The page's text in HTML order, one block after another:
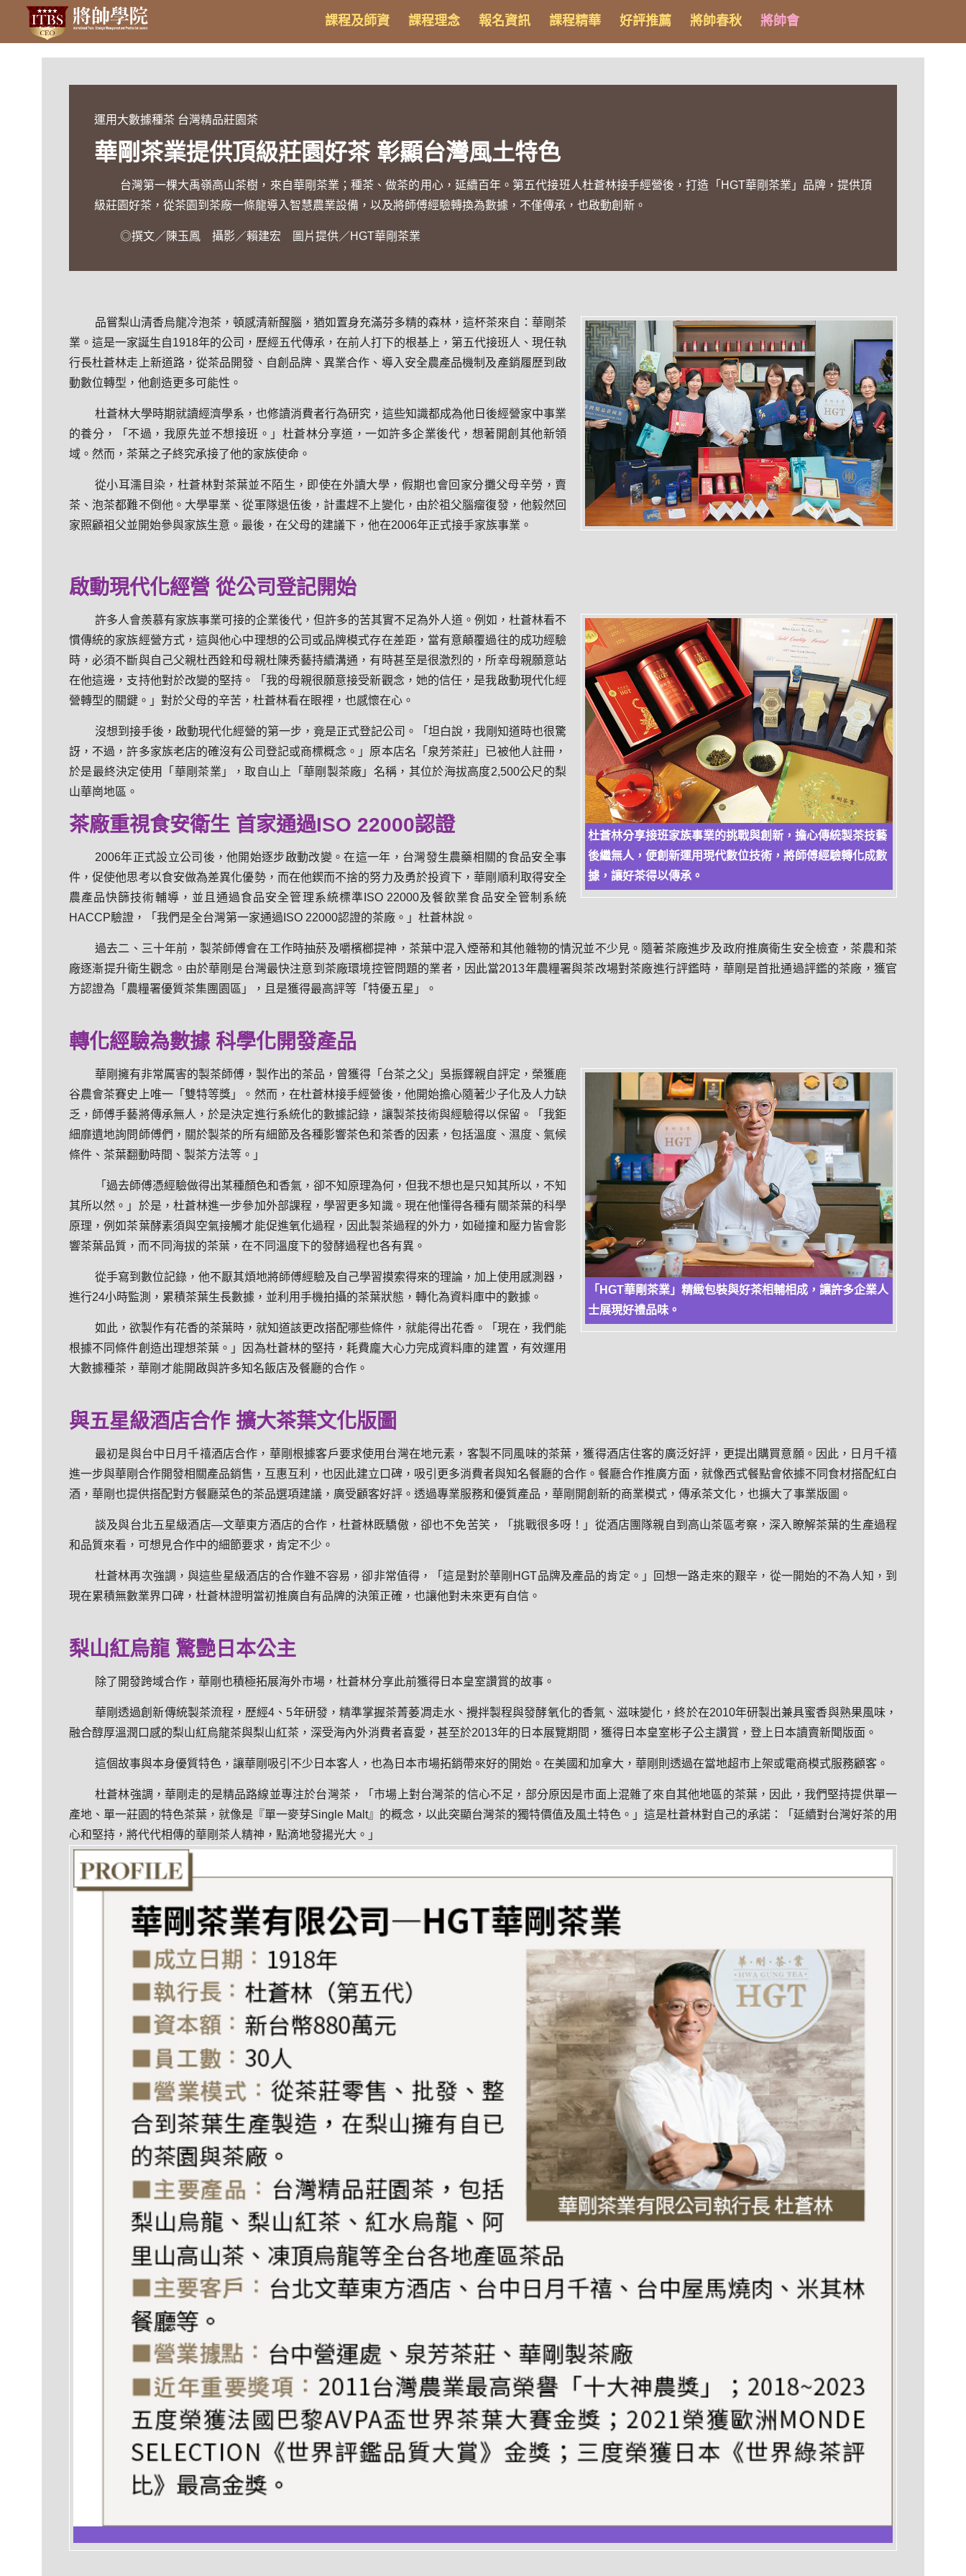
課程及師資 課程理念 報名資訊 課程精華 好評推薦 將帥春秋 將帥會
運用大數據種茶 台灣精品莊園茶
華剛茶業提供頂級莊園好茶 彰顯台灣風土特色
台灣第一棵大禹嶺高山茶樹，來自華剛茶業；種茶、做茶的用心，延續百年。第五代接班人杜蒼林接手經營後，打造「HGT華剛茶業」品牌，提供頂
級莊園好茶，從茶園到茶廠一條龍導入智慧農業設備，以及將師傅經驗轉換為數據，不僅傳承，也啟動創新。
◎撰文／陳玉鳳 攝影／賴建宏 圖片提供／HGT華剛茶業
品嘗梨山清香烏龍冷泡茶，頓感清新醒腦，猶如置身充滿芬多精的森林，這杯茶來自：華剛茶
業。這是一家誕生自1918年的公司，歷經五代傳承，在前人打下的根基上，第五代接班人、現任執
行長杜蒼林走上新道路，從茶品開發、自創品牌、異業合作、導入安全農產品機制及產銷履歷到啟
動數位轉型，他創造更多可能性。
杜蒼林大學時期就讀經濟學系，也修讀消費者行為研究，這些知識都成為他日後經營家中事業
的養分，「不過，我原先並不想接班。」杜蒼林分享道，一如許多企業後代，想著開創其他新領
域。然而，茶葉之子終究承接了他的家族使命。
從小耳濡目染，杜蒼林對茶葉並不陌生，即使在外讀大學，假期也會回家分攤父母辛勞，賣
茶、泡茶都難不倒他。大學畢業、從軍隊退伍後，計畫趕不上變化，由於祖父腦瘤復發，他毅然回
家照顧祖父並開始參與家族生意。最後，在父母的建議下，他在2006年正式接手家族事業。
啟動現代化經營 從公司登記開始
杜蒼林分享接班家族事業的挑戰與創新，擔心傳統製茶技藝
後繼無人，便創新運用現代數位技術，將師傅經驗轉化成數
據，讓好茶得以傳承。
許多人會羨慕有家族事業可接的企業後代，但許多的苦其實不足為外人道。例如，杜蒼林看不
慣傳統的家族經營方式，這與他心中理想的公司或品牌模式存在差距，當有意顛覆過往的成功經驗
時，必須不斷與自己父親杜西銓和母親杜陳秀藝持續溝通，有時甚至是很激烈的，所幸母親願意站
在他這邊，支持他對於改變的堅持。「我的母親很願意接受新觀念，她的信任，是我啟動現代化經
營轉型的關鍵。」對於父母的辛苦，杜蒼林看在眼裡，也感懷在心。
沒想到接手後，啟動現代化經營的第一步，竟是正式登記公司。「坦白說，我剛知道時也很驚
訝，不過，許多家族老店的確沒有公司登記或商標概念。」原本店名「泉芳茶莊」已被他人註冊，
於是最終決定使用「華剛茶業」，取自山上「華剛製茶廠」名稱，其位於海拔高度2,500公尺的梨
山華崗地區。
茶廠重視食安衛生 首家通過ISO 22000認證
2006年正式設立公司後，他開始逐步啟動改變。在這一年，台灣發生農藥相關的食品安全事
件，促使他思考以食安做為差異化優勢，而在他鍥而不捨的努力及勇於投資下，華剛順利取得安全
農產品快篩技術輔導，並且通過食品安全管理系統標準ISO 22000及餐飲業食品安全管制系統
HACCP驗證，「我們是全台灣第一家通過ISO 22000認證的茶廠。」杜蒼林說。
過去二、三十年前，製茶師傅會在工作時抽菸及嚼檳榔提神，茶葉中混入煙蒂和其他雜物的情況並不少見。隨著茶廠進步及政府推廣衛生安全檢查，茶農和茶
廠逐漸提升衛生觀念。由於華剛是台灣最快注意到茶廠環境控管問題的業者，因此當2013年農糧署與茶改場對茶廠進行評鑑時，華剛是首批通過評鑑的茶廠，獲官
方認證為「農糧署優質茶集團園區」，且是獲得最高評等「特優五星」。
轉化經驗為數據 科學化開發產品
「HGT華剛茶業」精緻包裝與好茶相輔相成，讓許多企業人
士展現好禮品味。
華剛擁有非常厲害的製茶師傅，製作出的茶品，曾獲得「台茶之父」吳振鐸親自評定，榮獲鹿
谷農會茶賽史上唯一「雙特等獎」。然而，在杜蒼林接手經營後，他開始擔心隨著少子化及人力缺
乏，師傅手藝將傳承無人，於是決定進行系統化的數據記錄，讓製茶技術與經驗得以保留。「我鉅
細靡遺地詢問師傅們，關於製茶的所有細節及各種影響茶色和茶香的因素，包括溫度、濕度、氣候
條件、茶葉翻動時間、製茶方法等。」
「過去師傅憑經驗做得出某種顏色和香氣，卻不知原理為何，但我不想也是只知其所以，不知
其所以然。」於是，杜蒼林進一步參加外部課程，學習更多知識。現在他懂得各種有關茶葉的科學
原理，例如茶葉酵素須與空氣接觸才能促進氧化過程，因此製茶過程的外力，如碰撞和壓力皆會影
響茶葉品質，而不同海拔的茶葉，在不同溫度下的發酵過程也各有異。
從手寫到數位記錄，他不厭其煩地將師傅經驗及自己學習摸索得來的理論，加上使用感測器，
進行24小時監測，累積茶葉生長數據，並利用手機拍攝的茶葉狀態，轉化為資料庫中的數據。
如此，欲製作有花香的茶葉時，就知道該更改搭配哪些條件，就能得出花香。「現在，我們能
根據不同條件創造出理想茶葉。」因為杜蒼林的堅持，耗費龐大心力完成資料庫的建置，有效運用
大數據種茶，華剛才能開啟與許多知名飯店及餐廳的合作。
與五星級酒店合作 擴大茶葉文化版圖
最初是與台中日月千禧酒店合作，華剛根據客戶要求使用台灣在地元素，客製不同風味的茶葉，獲得酒店住客的廣泛好評，更提出購買意願。因此，日月千禧
進一步與華剛合作開發相關產品銷售，互惠互利，也因此建立口碑，吸引更多消費者與知名餐廳的合作。餐廳合作推廣方面，就像西式餐點會依據不同食材搭配紅白
酒，華剛也提供搭配對方餐廳菜色的茶品選項建議，廣受顧客好評。透過專業服務和優質產品，華剛開創新的商業模式，傳承茶文化，也擴大了事業版圖。
談及與台北五星級酒店—文華東方酒店的合作，杜蒼林既驕傲，卻也不免苦笑，「挑戰很多呀！」從酒店團隊親自到高山茶區考察，深入瞭解茶葉的生產過程
和品質來看，可想見合作中的細節要求，肯定不少。
杜蒼林再次強調，與這些星級酒店的合作雖不容易，卻非常值得，「這是對於華剛HGT品牌及產品的肯定。」回想一路走來的艱辛，從一開始的不為人知，到
現在累積無數業界口碑，杜蒼林證明當初推廣自有品牌的決策正確，也讓他對未來更有自信。
梨山紅烏龍 驚艷日本公主
除了開發跨域合作，華剛也積極拓展海外市場，杜蒼林分享此前獲得日本皇室讚賞的故事。
華剛透過創新傳統製茶流程，歷經4、5年研發，精準掌握茶菁萎凋走水、攪拌製程與發酵氧化的香氣、滋味變化，終於在2010年研製出兼具蜜香與熟果風味，
融合醇厚溫潤口感的梨山紅烏龍茶與梨山紅茶，深受海內外消費者喜愛，甚至於2013年的日本展覽期間，獲得日本皇室彬子公主讚賞，登上日本讀賣新聞版面。
這個故事與本身優質特色，讓華剛吸引不少日本客人，也為日本市場拓銷帶來好的開始。在美國和加拿大，華剛則透過在當地超市上架或電商模式服務顧客。
杜蒼林強調，華剛走的是精品路線並專注於台灣茶，「市場上對台灣茶的信心不足，部分原因是市面上混雜了來自其他地區的茶葉，因此，我們堅持提供單一
產地、單一莊園的特色茶葉，就像是『單一麥芽Single Malt』的概念，以此突顯台灣茶的獨特價值及風土特色。」這是杜蒼林對自己的承諾：「延續對台灣好茶的用
心和堅持，將代代相傳的華剛茶人精神，點滴地發揚光大。」